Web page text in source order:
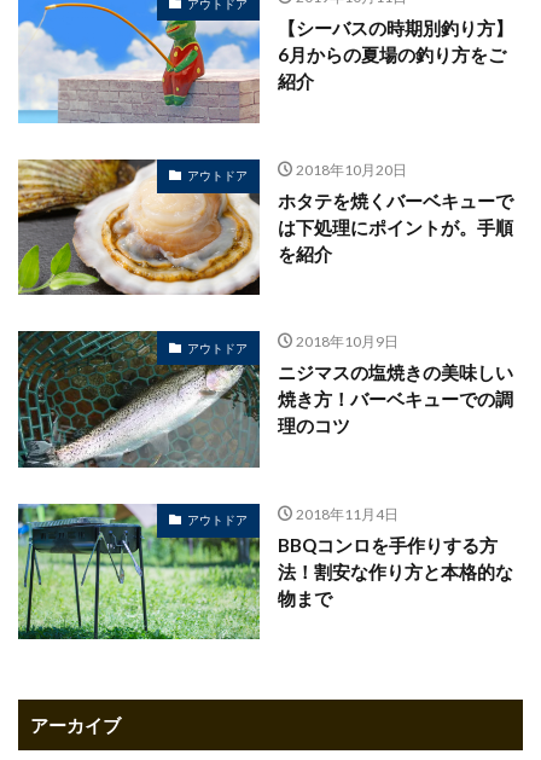
アウトドア
【シーバスの時期別釣り方】
6月からの夏場の釣り方をご
紹介
アウトドア 2018年10月20日
ホタテを焼くバーベキューで
は下処理にポイントが。手順
を紹介
アウトドア 2018年10月9日
ニジマスの塩焼きの美味しい
焼き方！バーベキューでの調
理のコツ
アウトドア 2018年11月4日
BBQコンロを手作りする方
法！割安な作り方と本格的な
物まで
アーカイブ